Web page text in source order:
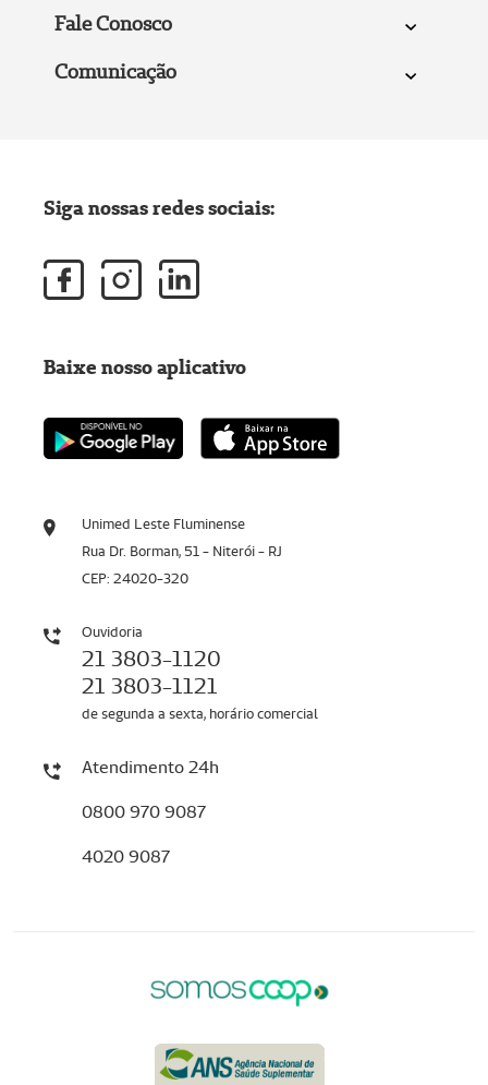
Fale Conosco
Comunicação
Unimed Leste Fluminense
Rua Dr. Borman, 51 - Niterói - RJ
CEP: 24020-320
Ouvidoria
21 3803-1120
21 3803-1121
de segunda a sexta, horário comercial
Atendimento 24h
0800 970 9087
4020 9087
Siga nossas redes sociais:
Baixe nosso aplicativo